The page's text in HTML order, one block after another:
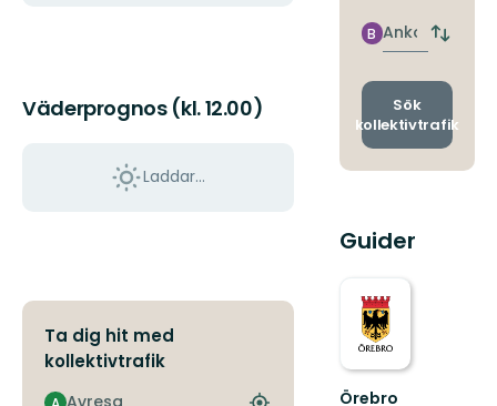
Väderprognos (kl. 12.00)
Laddar...
Ta dig hit med
kollektivtrafik
Ankomst
B
Byt
och
Sök
kollektivtrafik
Guider
Örebro